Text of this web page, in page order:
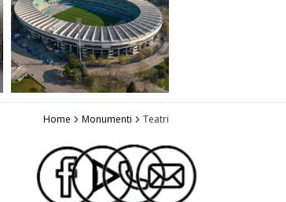
Home Monumenti Teatri